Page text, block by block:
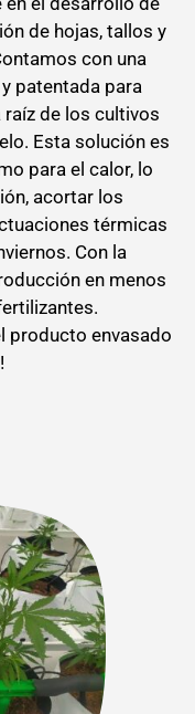
de hojas, tallos y
con una
patentada para
de los cultivos
Esta solución es
para el calor, lo
acortar los
térmicas
Con la
en menos
producto envasado